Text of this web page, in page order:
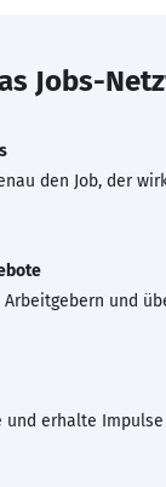
Jobs-
den Job, der
und
und erhalte